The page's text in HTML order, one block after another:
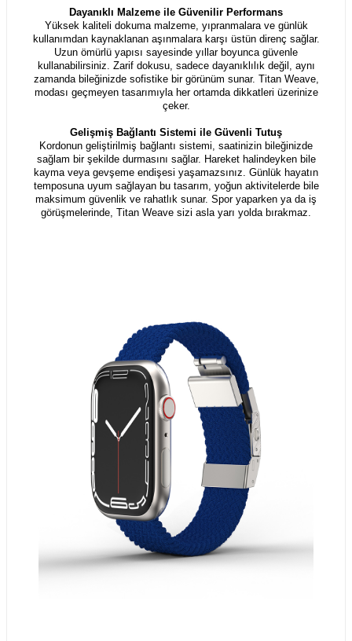
Dayanıklı Malzeme ile Güvenilir Performans
Yüksek kaliteli dokuma malzeme, yıpranmalara ve günlük
kullanımdan kaynaklanan aşınmalara karşı üstün direnç sağlar.
Uzun ömürlü yapısı sayesinde yıllar boyunca güvenle
kullanabilirsiniz. Zarif dokusu, sadece dayanıklılık değil, aynı
zamanda bileğinizde sofistike bir görünüm sunar. Titan Weave,
modası geçmeyen tasarımıyla her ortamda dikkatleri üzerinize
çeker.
Gelişmiş Bağlantı Sistemi ile Güvenli Tutuş
Kordonun geliştirilmiş bağlantı sistemi, saatinizin bileğinizde
sağlam bir şekilde durmasını sağlar. Hareket halindeyken bile
kayma veya gevşeme endişesi yaşamazsınız. Günlük hayatın
temposuna uyum sağlayan bu tasarım, yoğun aktivitelerde bile
maksimum güvenlik ve rahatlık sunar. Spor yaparken ya da iş
görüşmelerinde, Titan Weave sizi asla yarı yolda bırakmaz.